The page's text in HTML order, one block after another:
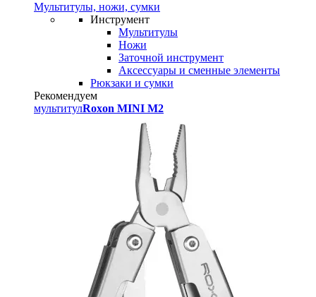
Мультитулы, ножи, сумки
Инструмент
Мультитулы
Ножи
Заточной инструмент
Аксессуары и сменные элементы
Рюкзаки и сумки
Рекомендуем
мультитулRoxon MINI M2